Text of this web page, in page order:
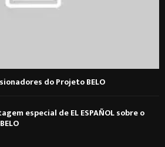
do Projeto BELO
especial de EL ESPAÑOL sobre o